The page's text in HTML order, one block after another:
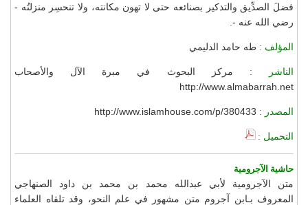
فضلَ الصدِّيق والتذكير بصنائعه حتى لا تهون مكانته، ولا تنحسِر منزلتُه -
رضي الله عنه -.
المؤلف : طه حامد الدليمي
الناشر : مركز البحوث في مبرة الآل والأصحاب
http://www.almabarrah.net
المصدر : http://www.islamhouse.com/p/380433
التحميل :
حاشية الآجرومية
متن الآجرومية لأبي عبدالله محمد بن محمد بن داود الصنهاجي
المعروف بـابن آجروم متن مشهور في علم النحو، وقد تلقاه العلماء